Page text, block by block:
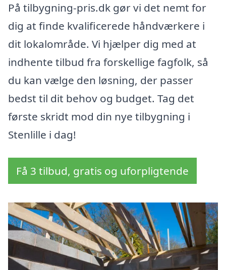
På tilbygning-pris.dk gør vi det nemt for
dig at finde kvalificerede håndværkere i
dit lokalområde. Vi hjælper dig med at
indhente tilbud fra forskellige fagfolk, så
du kan vælge den løsning, der passer
bedst til dit behov og budget. Tag det
første skridt mod din nye tilbygning i
Stenlille i dag!
Få 3 tilbud, gratis og uforpligtende